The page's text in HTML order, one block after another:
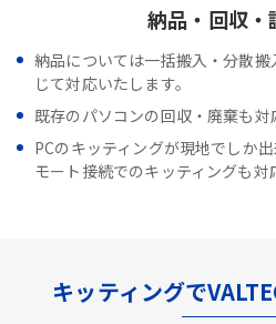
納品・回収・
納品については一括搬入・分散
じて対応いたします。
既存のパソコンの回収・廃棄も対
PCのキッティングが現地でしか
モート接続でのキッティングも対
キッティングで